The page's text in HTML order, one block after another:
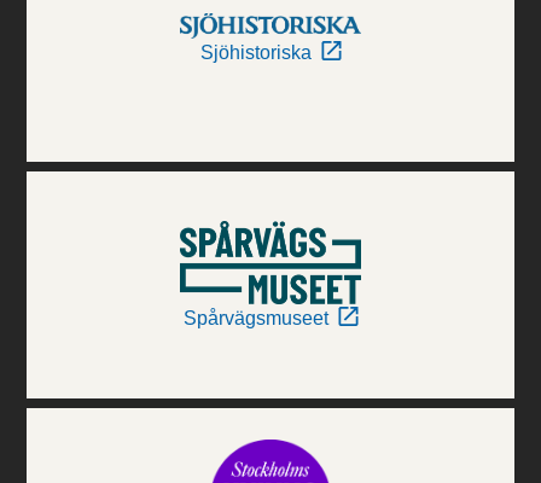
Sjöhistoriska
Spårvägsmuseet